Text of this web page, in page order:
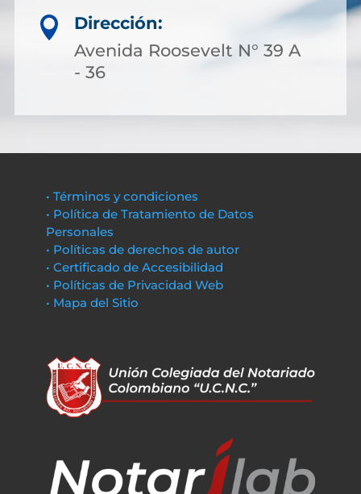

Dirección:
Avenida Roosevelt N° 39 A
- 36
• Términos y condiciones
• Política de Tratamiento de Datos
Personales
• Políticas de derechos de autor
• Certificado de Accesibilidad
• Políticas de Privacidad Web
• Mapa del Sitio